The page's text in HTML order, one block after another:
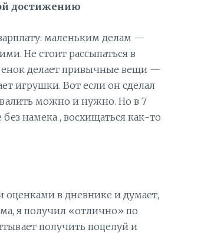
достижению
маленьким делам —
Не стоит рассыпаться в
делает привычные вещи —
игрушки. Вот если он сделал
можно и нужно. Но в 7
намека , восхищаться как-то
в дневнике и думает,
я получил «отлично» по
получить поцелуй и